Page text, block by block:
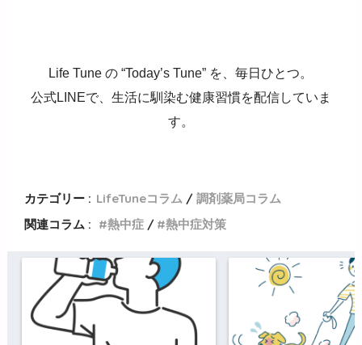
Life Tuneの “Today’s Tune” を、毎日ひとつ。
公式LINEで、生活に馴染む健康習慣を配信していま
す。
カテゴリー : LifeTuneコラム
調剤薬局コラム
関連コラム :
熱中症 熱中症対策